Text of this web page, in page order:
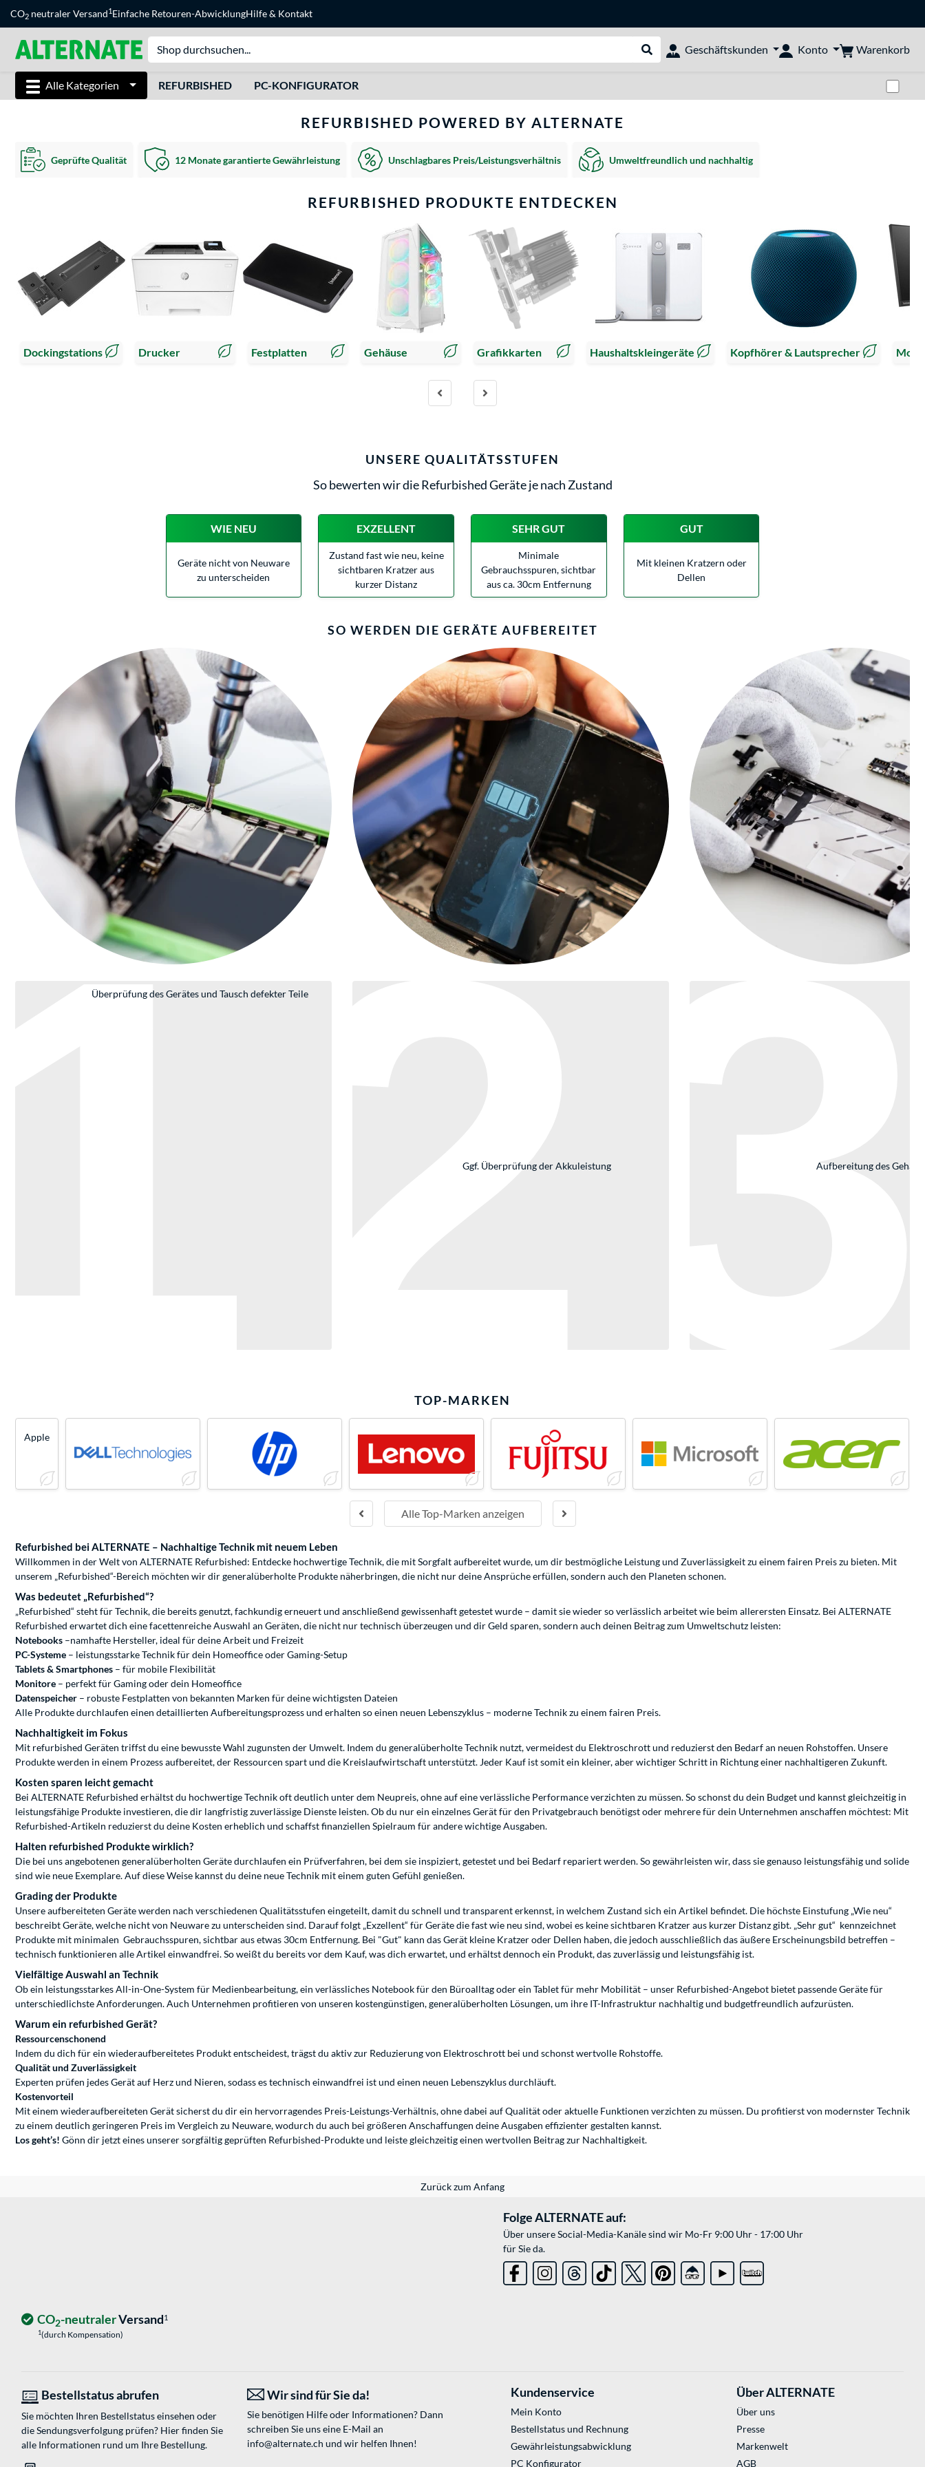
CO2 neutraler Versand1Einfache Retouren-AbwicklungHilfe& Kontakt
Suche durchführen
Geschäftskunden Konto Warenkorb
Alle Kategorien REFURBISHED PC-KONFIGURATOR
REFURBISHED POWERED BY ALTERNATE
Geprüfte Qualität 12 Monate garantierte Gewährleistung Unschlagbares Preis/Leistungsverhältnis Umweltfreundlich und nachhaltig
REFURBISHED PRODUKTE ENTDECKEN
Dockingstations Drucker Festplatten Gehäuse Grafikkarten Haushaltskleingeräte Kopfhörer & Lautsprecher
UNSERE QUALITÄTSSTUFEN
So bewerten wir die Refurbished Geräte je nach Zustand
WIE NEU
Geräte nicht von Neuware
zu unterscheiden
EXZELLENT
Zustand fast wie neu, keine
sichtbaren Kratzer aus
kurzer Distanz
SEHR GUT
Minimale
Gebrauchsspuren, sichtbar
aus ca. 30cm Entfernung
GUT
Mit kleinen Kratzern oder
Dellen
SO WERDEN DIE GERÄTE AUFBEREITET
Überprüfung des Gerätes und Tausch defekter Teile2
Ggf. Überprüfung der Akkuleistung Aufbereitung des
TOP-MARKEN
Alle Top-Marken anzeigen
Apple
Refurbished bei ALTERNATE – Nachhaltige Technik mit neuem Leben
Willkommen in der Welt von ALTERNATE Refurbished: Entdecke hochwertige Technik, die mit Sorgfalt aufbereitet wurde, um dir bestmögliche Leistung und Zuverlässigkeit zu einem fairen Preis zu bieten. Mit
unserem „Refurbished“-Bereich möchten wir dir generalüberholte Produkte näherbringen, die nicht nur deine Ansprüche erfüllen, sondern auch den Planeten schonen.
Was bedeutet „Refurbished“?
„Refurbished“ steht für Technik, die bereits genutzt, fachkundig erneuert und anschließend gewissenhaft getestet wurde – damit sie wieder so verlässlich arbeitet wie beim allerersten Einsatz. Bei ALTERNATE
Refurbished erwartet dich eine facettenreiche Auswahl an Geräten, die nicht nur technisch überzeugen und dir Geld sparen, sondern auch deinen Beitrag zum Umweltschutz leisten:
Notebooks –namhafte Hersteller, ideal für deine Arbeit und Freizeit
PC-Systeme – leistungsstarke Technik für dein Homeoffice oder Gaming-Setup
Tablets & Smartphones – für mobile Flexibilität
Monitore – perfekt für Gaming oder dein Homeoffice
Datenspeicher – robuste Festplatten von bekannten Marken für deine wichtigsten Dateien
Alle Produkte durchlaufen einen detaillierten Aufbereitungsprozess und erhalten so einen neuen Lebenszyklus – moderne Technik zu einem fairen Preis.
Nachhaltigkeit im Fokus
Mit refurbished Geräten triffst du eine bewusste Wahl zugunsten der Umwelt. Indem du generalüberholte Technik nutzt, vermeidest du Elektroschrott und reduzierst den Bedarf an neuen Rohstoffen. Unsere
Produkte werden in einem Prozess aufbereitet, der Ressourcen spart und die Kreislaufwirtschaft unterstützt. Jeder Kauf ist somit ein kleiner, aber wichtiger Schritt in Richtung einer nachhaltigeren Zukunft.
Kosten sparen leicht gemacht
Bei ALTERNATE Refurbished erhältst du hochwertige Technik oft deutlich unter dem Neupreis, ohne auf eine verlässliche Performance verzichten zu müssen. So schonst du dein Budget und kannst gleichzeitig in
leistungsfähige Produkte investieren, die dir langfristig zuverlässige Dienste leisten. Ob du nur ein einzelnes Gerät für den Privatgebrauch benötigst oder mehrere für dein Unternehmen anschaffen möchtest: Mit
Refurbished-Artikeln reduzierst du deine Kosten erheblich und schaffst finanziellen Spielraum für andere wichtige Ausgaben.
Halten refurbished Produkte wirklich?
Die bei uns angebotenen generalüberholten Geräte durchlaufen ein Prüfverfahren, bei dem sie inspiziert, getestet und bei Bedarf repariert werden. So gewährleisten wir, dass sie genauso leistungsfähig und solide
sind wie neue Exemplare. Auf diese Weise kannst du deine neue Technik mit einem guten Gefühl genießen.
Grading der Produkte
Unsere aufbereiteten Geräte werden nach verschiedenen Qualitätsstufen eingeteilt, damit du schnell und transparent erkennst, in welchem Zustand sich ein Artikel befindet. Die höchste Einstufung „Wie neu“
beschreibt Geräte, welche nicht von Neuware zu unterscheiden sind. Darauf folgt „Exzellent“ für Geräte die fast wie neu sind, wobei es keine sichtbaren Kratzer aus kurzer Distanz gibt. „Sehr gut“ kennzeichnet
Produkte mit minimalen Gebrauchsspuren, sichtbar aus etwas 30cm Entfernung. Bei "Gut" kann das Gerät kleine Kratzer oder Dellen haben, die jedoch ausschließlich das äußere Erscheinungsbild betreffen –
technisch funktionieren alle Artikel einwandfrei. So weißt du bereits vor dem Kauf, was dich erwartet, und erhältst dennoch ein Produkt, das zuverlässig und leistungsfähig ist.
Vielfältige Auswahl an Technik
Ob ein leistungsstarkes All-in-One-System für Medienbearbeitung, ein verlässliches Notebook für den Büroalltag oder ein Tablet für mehr Mobilität – unser Refurbished-Angebot bietet passende Geräte für
unterschiedlichste Anforderungen. Auch Unternehmen profitieren von unseren kostengünstigen, generalüberholten Lösungen, um ihre IT-Infrastruktur nachhaltig und budgetfreundlich aufzurüsten.
Warum ein refurbished Gerät?
Ressourcenschonend
Indem du dich für ein wiederaufbereitetes Produkt entscheidest, trägst du aktiv zur Reduzierung von Elektroschrott bei und schonst wertvolle Rohstoffe.
Qualität und Zuverlässigkeit
Experten prüfen jedes Gerät auf Herz und Nieren, sodass es technisch einwandfrei ist und einen neuen Lebenszyklus durchläuft.
Kostenvorteil
Mit einem wiederaufbereiteten Gerät sicherst du dir ein hervorragendes Preis-Leistungs-Verhältnis, ohne dabei auf Qualität oder aktuelle Funktionen verzichten zu müssen. Du profitierst von modernster Technik
zu einem deutlich geringeren Preis im Vergleich zu Neuware, wodurch du auch bei größeren Anschaffungen deine Ausgaben effizienter gestalten kannst.
Los geht’s! Gönn dir jetzt eines unserer sorgfältig geprüften Refurbished-Produkte und leiste gleichzeitig einen wertvollen Beitrag zur Nachhaltigkeit.
Zurück zum Anfang
Folge ALTERNATE auf:
Über unsere Social-Media-Kanäle sind wir Mo-Fr 9:00 Uhr - 17:00 Uhr
für Sie da.
CO2-neutralerVersand1
1(durch Kompensation)
Bestellstatus abrufen
Sie möchten Ihren Bestellstatus einsehen oder
die Sendungsverfolgung prüfen? Hier finden Sie
alle Informationen rund um Ihre Bestellung.
Wir sind für Sie da!
Sie benötigen Hilfe oder Informationen? Dann
schreiben Sie uns eine E-Mail an
info@alternate.ch und wir helfen Ihnen!
Kundenservice
Mein Konto
Bestellstatus und Rechnung
Gewährleistungsabwicklung
PC Konfigurator
Über ALTERNATE
Über uns
Presse
Markenwelt
AGB